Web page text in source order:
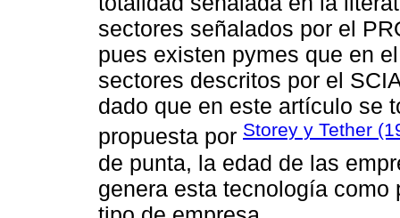
sectores señalados por el
pues existen pymes que en
sectores descritos por el
dado que en este artículo se
propuesta por Storey y Tether
de punta, la edad de las
genera esta tecnología